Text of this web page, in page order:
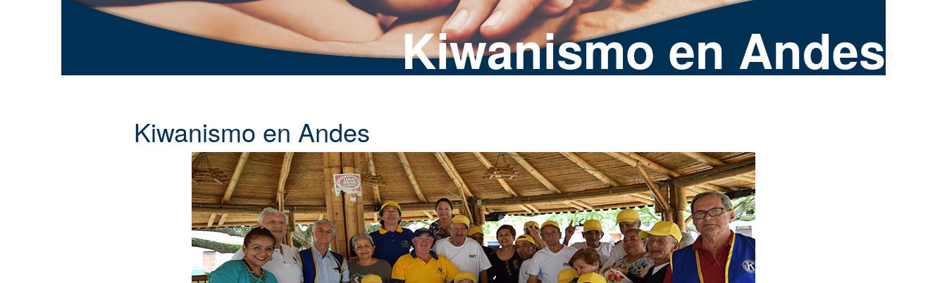
Kiwanismo en Andes
Kiwanismo en Andes